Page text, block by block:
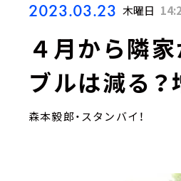
2023.03.23 木曜日
４月から隣
ブルは減る？
森本毅郎・スタンバイ！